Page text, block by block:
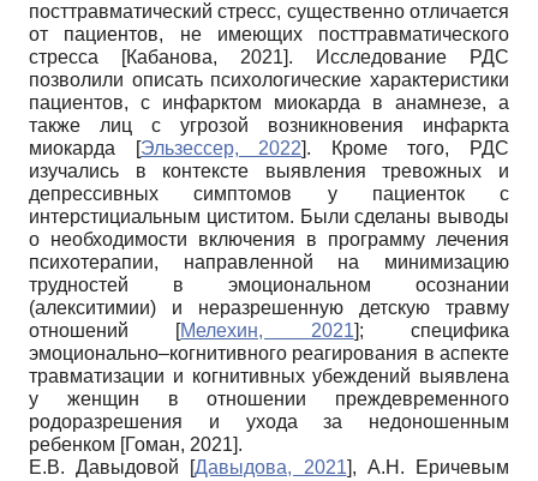
посттравматический стресс, существенно отличается
от пациентов, не имеющих посттравматического
стресса
[Кабанова, 2021]. Исследование РДС
позволили описать психологические характеристики
пациентов, с инфарктом миокарда в анамнезе, а
также лиц с угрозой возникновения инфаркта
миокарда
[Эльзессер, 2022]. Кроме того, РДС
изучались в контексте выявления тревожных и
депрессивных симптомов у пациенток с
интерстициальным циститом. Были сделаны выводы
о необходимости включения в программу лечения
психотерапии, направленной на минимизацию
трудностей в эмоциональном осознании
(алекситимии) и неразрешенную детскую травму
отношений [Мелехин, 2021]; специфика
эмоционально–когнитивного реагирования в аспекте
травматизации и когнитивных убеждений выявлена
у женщин в отношении преждевременного
родоразрешения и ухода за недоношенным
ребенком [Гоман, 2021].
Е.В. Давыдовой [Давыдова, 2021], А.Н. Еричевым